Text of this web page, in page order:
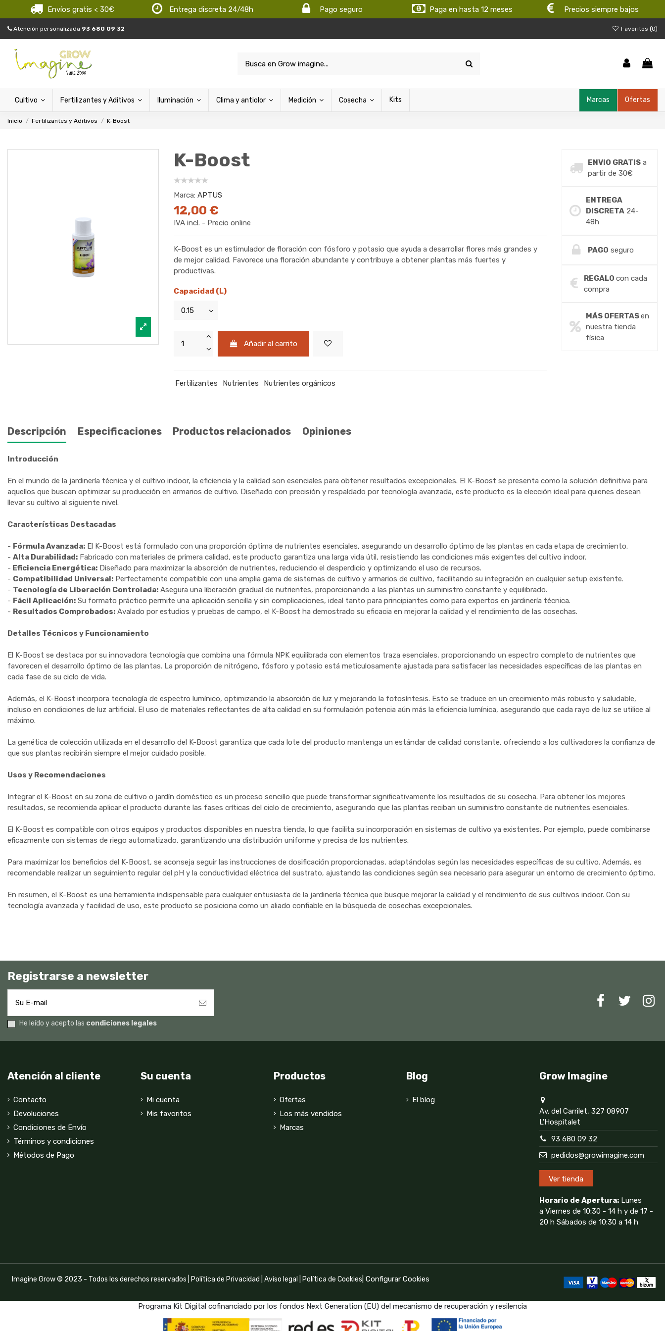
Envíos gratis < 30€ Entrega discreta 24/48h Pago seguro Paga en hasta 12 meses Precios siempre bajos
Atención personalizada 93 680 09 32 Favoritos (0)
Cultivo Fertilizantes y Aditivos Iluminación Clima y antiolor Medición Cosecha Kits Ofertas
Marcas
Inicio Fertilizantes y Aditivos K-Boost
K-Boost
Marca: APTUS
12,00 €
IVA incl. - Precio online
K-Boost es un estimulador de floración con fósforo y potasio que ayuda a desarrollar flores más grandes y
de mejor calidad. Favorece una floración abundante y contribuye a obtener plantas más fuertes y
productivas.
Capacidad (L)
Añadir al carrito
Fertilizantes Nutrientes Nutrientes orgánicos
ENVIO GRATISa
partir de 30€
ENTREGA
DISCRETA24-
48h
PAGO seguro
REGALOcon cada
compra
MÁS OFERTASen
nuestra tienda
física
Descripción Especificaciones Productos relacionados Opiniones
Introducción
En el mundo de la jardinería técnica y el cultivo indoor, la eficiencia y la calidad son esenciales para obtener resultados excepcionales. El K-Boost se presenta como la solución definitiva para
aquellos que buscan optimizar su producción en armarios de cultivo. Diseñado con precisión y respaldado por tecnología avanzada, este producto es la elección ideal para quienes desean
llevar su cultivo al siguiente nivel.
Características Destacadas
- Fórmula Avanzada: El K-Boost está formulado con una proporción óptima de nutrientes esenciales, asegurando un desarrollo óptimo de las plantas en cada etapa de crecimiento.
- Alta Durabilidad: Fabricado con materiales de primera calidad, este producto garantiza una larga vida útil, resistiendo las condiciones más exigentes del cultivo indoor.
- Eficiencia Energética: Diseñado para maximizar la absorción de nutrientes, reduciendo el desperdicio y optimizando el uso de recursos.
- Compatibilidad Universal: Perfectamente compatible con una amplia gama de sistemas de cultivo y armarios de cultivo, facilitando su integración en cualquier setup existente.
- Tecnología de Liberación Controlada: Asegura una liberación gradual de nutrientes, proporcionando a las plantas un suministro constante y equilibrado.
- Fácil Aplicación: Su formato práctico permite una aplicación sencilla y sin complicaciones, ideal tanto para principiantes como para expertos en jardinería técnica.
- Resultados Comprobados: Avalado por estudios y pruebas de campo, el K-Boost ha demostrado su eficacia en mejorar la calidad y el rendimiento de las cosechas.
Detalles Técnicos y Funcionamiento
El K-Boost se destaca por su innovadora tecnología que combina una fórmula NPK equilibrada con elementos traza esenciales, proporcionando un espectro completo de nutrientes que
favorecen el desarrollo óptimo de las plantas. La proporción de nitrógeno, fósforo y potasio está meticulosamente ajustada para satisfacer las necesidades específicas de las plantas en
cada fase de su ciclo de vida.
Además, el K-Boost incorpora tecnología de espectro lumínico, optimizando la absorción de luz y mejorando la fotosíntesis. Esto se traduce en un crecimiento más robusto y saludable,
incluso en condiciones de luz artificial. El uso de materiales reflectantes de alta calidad en su formulación potencia aún más la eficiencia lumínica, asegurando que cada rayo de luz se utilice al
máximo.
La genética de colección utilizada en el desarrollo del K-Boost garantiza que cada lote del producto mantenga un estándar de calidad constante, ofreciendo a los cultivadores la confianza de
que sus plantas recibirán siempre el mejor cuidado posible.
Usos y Recomendaciones
Integrar el K-Boost en su zona de cultivo o jardín doméstico es un proceso sencillo que puede transformar significativamente los resultados de su cosecha. Para obtener los mejores
resultados, se recomienda aplicar el producto durante las fases críticas del ciclo de crecimiento, asegurando que las plantas reciban un suministro constante de nutrientes esenciales.
El K-Boost es compatible con otros equipos y productos disponibles en nuestra tienda, lo que facilita su incorporación en sistemas de cultivo ya existentes. Por ejemplo, puede combinarse
eficazmente con sistemas de riego automatizado, garantizando una distribución uniforme y precisa de los nutrientes.
Para maximizar los beneficios del K-Boost, se aconseja seguir las instrucciones de dosificación proporcionadas, adaptándolas según las necesidades específicas de su cultivo. Además, es
recomendable realizar un seguimiento regular del pH y la conductividad eléctrica del sustrato, ajustando las condiciones según sea necesario para asegurar un entorno de crecimiento óptimo.
En resumen, el K-Boost es una herramienta indispensable para cualquier entusiasta de la jardinería técnica que busque mejorar la calidad y el rendimiento de sus cultivos indoor. Con su
tecnología avanzada y facilidad de uso, este producto se posiciona como un aliado confiable en la búsqueda de cosechas excepcionales.
Registrarse a newsletter
He leído y acepto las condiciones legales
Atención al cliente
Contacto
Devoluciones
Condiciones de Envío
Términos y condiciones
Métodos de Pago
Su cuenta
Mi cuenta
Mis favoritos
Productos
Ofertas
Los más vendidos
Marcas
Blog
El blog
Grow Imagine
Av. del Carrilet, 327 08907
L'Hospitalet
93 680 09 32
pedidos@growimagine.com
Ver tienda
Horario de Apertura: Lunes
a Viernes de 10:30 - 14 h y de 17 -
20 h Sábados de 10:30 a 14 h
Imagine Grow © 2023 - Todos los derechos reservados | Política de Privacidad Aviso legal Política de Cookies Configurar Cookies
Programa Kit Digital cofinanciado por los fondos Next Generation (EU) del mecanismo de recuperación y resilencia